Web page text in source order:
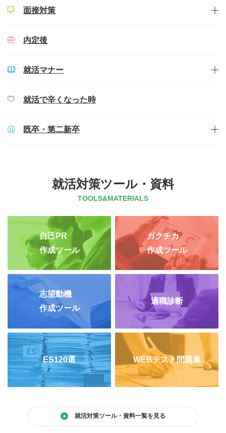
面接対策
内定後
就活マナー
就活で辛くなった時
既卒・第二新卒
就活対策ツール・資料
TOOLS&MATERIALS
自己PR
作成ツール
ガクチカ
作成ツール
志望動機
作成ツール
適職診断
ES120選 WEBテスト問題集
就活対策ツール・資料一覧を見る